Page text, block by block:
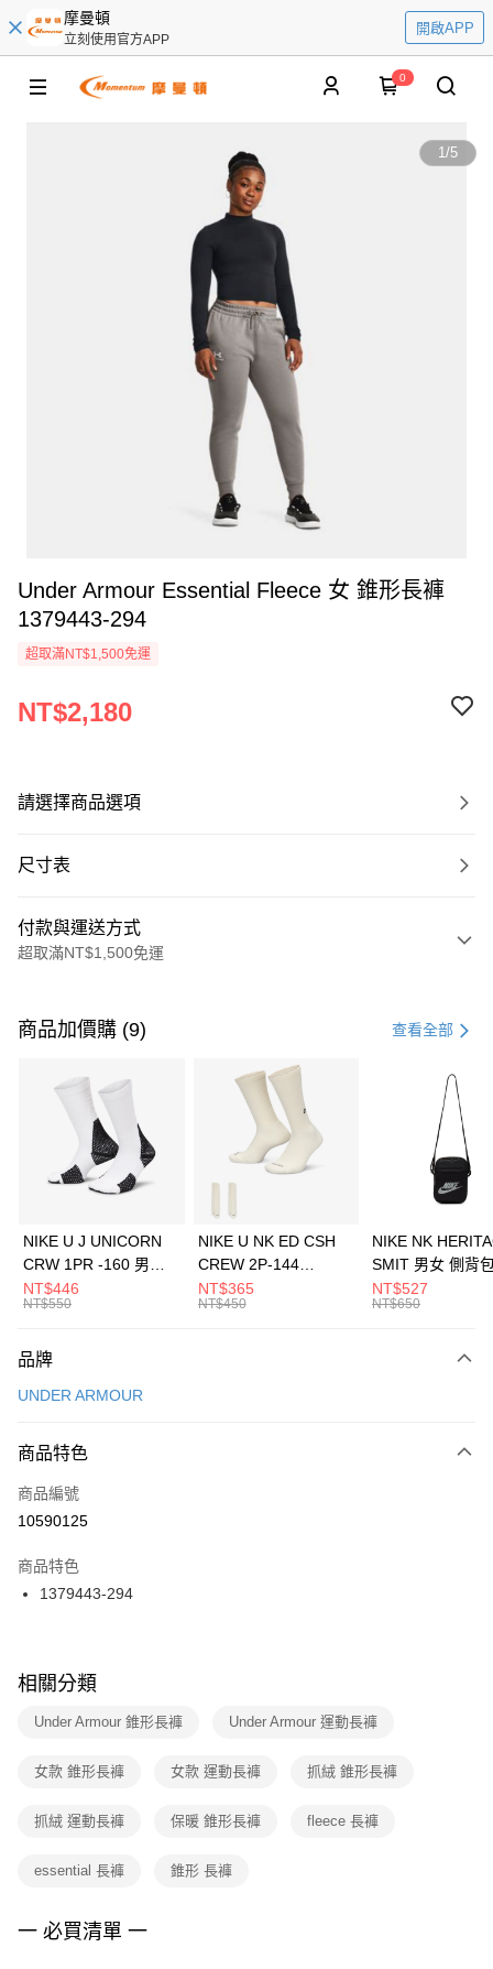
摩曼頓
立刻使用官方APP
開啟APP
0
1/5
Under Armour Essential Fleece 女 錐形長褲
1379443-294
超取滿NT$1,500免運
NT$2,180
請選擇商品選項
尺寸表
付款與運送方式
超取滿NT$1,500免運
信用卡一次付款
3 期 0 利率 每期 21家銀行
合作金庫商業銀行
第一商業銀行
華南商業銀行
彰化商業銀行
上海商業儲蓄銀行
元大商業銀行
台灣樂天信用卡公司
Apple Pay
全盈+PAY
AFTEE先享後付
【關於「AFTEE先享後付」】
便利好安心！
３．安心：先確認商品／服務後，再付款。
【「AFTEE先享後付」結帳流程】
１．於結帳方式選擇「AFTEE先享後付」後，將跳轉至「AFTEE先享後付」
２．訂單成立數日內，您將收到繳費通知簡訊。
３．收到繳費通知簡訊後14天內，點擊此簡訊中的連結，可透過四大超商／
ATM／網路銀行／等多元方式進行付款，方視為交易完成。
※ 交易是否成功請以「AFTEE先享後付 」之結帳頁面顯示為準，若有關於
是否繳費成功／繳費後需取消欲退款等相關疑問，請聯繫「AFTEE先享後付
客戶支援中心」https://netprotections.freshdesk.com/support/home
１．透過由恩沛科技股份有限公司提供之「AFTEE先享後付」服務完成之交
權轉讓予恩沛科技股份有限公司。
３．未成年的使用者請事先徵得法定代理人或監護人之同意方可使用
４．使用「AFTEE先享後付」時，將依據個別帳號之用戶狀況，依本公司即
運送方式
每筆NT$100，滿NT$1,500(含以上)免運費
宅配
每筆NT$100，滿NT$1,500(含以上)免運費
付款後門市自取
每筆NT$100，滿NT$1,500(含以上)免運費
商品加價購 (9) 查看全部
NIKE U J UNICORN
CRW 1PR -160 男女
中統襪 FZ3393100
NT$446
NT$550
NIKE U NK ED CSH
CREW 2P-144
EMBRDY 男女 短統襪
FZ3073133
NT$365
NT$450
NIKE NK
SMIT 男女 側背
BA5871010
NT$527
NT$650
品牌
UNDER ARMOUR
商品特色
商品編號
10590125
商品特色
1379443-294
相關分類
Under Armour 錐形長褲 Under Armour 運動長褲
女款 錐形長褲 女款 運動長褲 抓絨 錐形長褲
抓絨 運動長褲 保暖 錐形長褲 fleece 長褲
essential 長褲 錐形 長褲
一 必買清單 一